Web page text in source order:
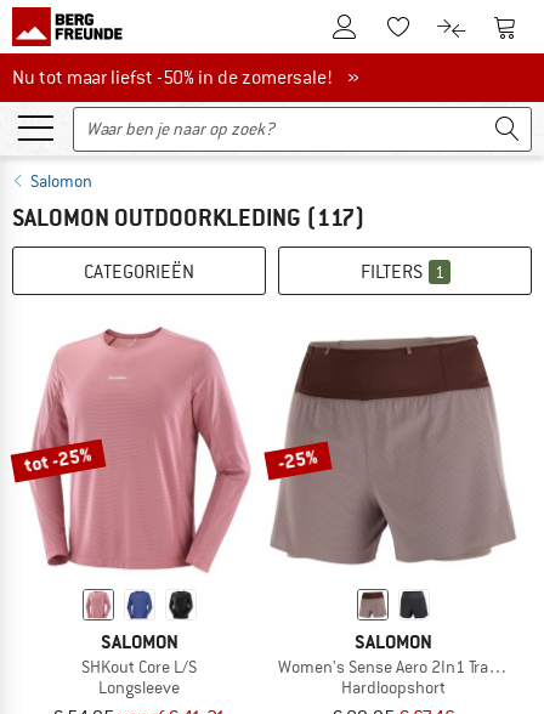
De klantenaccount
Naar deNaar de
Nu tot maar liefst -50% in de zomersale!
Nu tot maar liefst -50% in de zomersale! »
Salomon
SALOMON OUTDOORKLEDING (117)
CATEGORIEËN FILTERS 1
tot -25%
SALOMON
SHKout Core L/S
Longsleeve
-25%
SALOMON
Women's Sense Aero 2In1 Trail 4
Hardloopshort